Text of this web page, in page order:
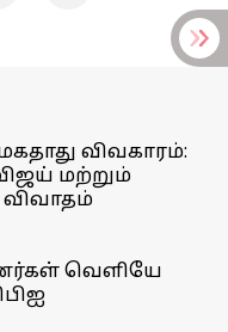
விவகாரம்:
மற்றும்
விவாதம்
வெளியே